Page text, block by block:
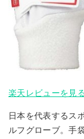
楽天レビューを見
日本を代表するス
ルフグローブ。手